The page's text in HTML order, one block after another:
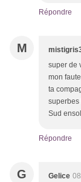
Répondre
M
super de
mon
ta
superbes
Sud
Répondre
G Gelice